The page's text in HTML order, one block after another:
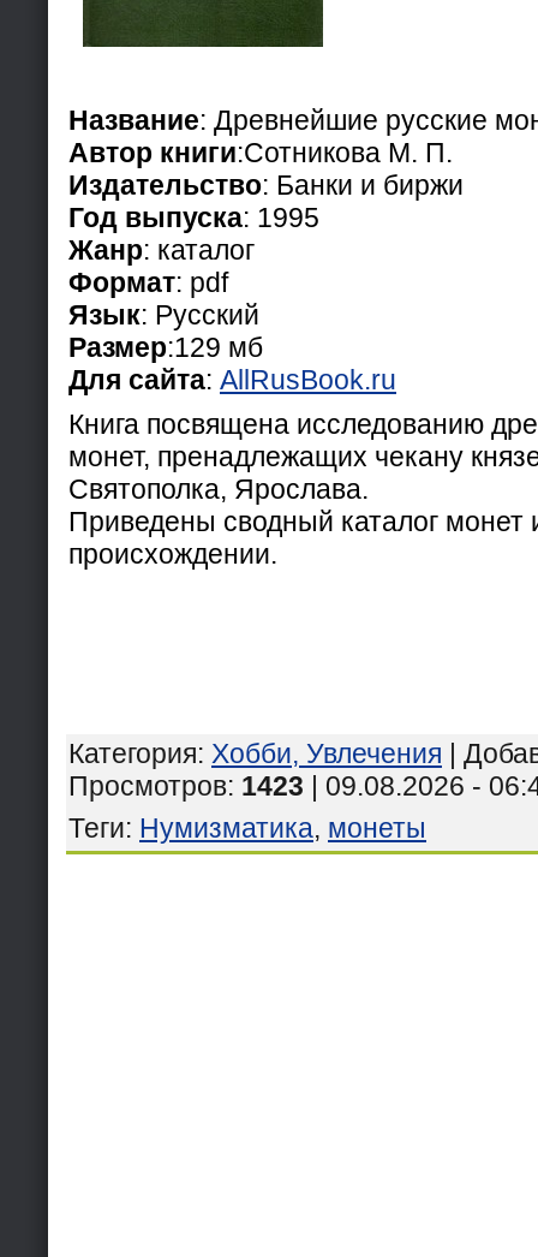
Название: Древнейшие русские
Автор книги:Сотникова М. П.
Издательство: Банки и биржи
Год выпуска: 1995
Жанр: каталог
Формат: pdf
Язык: Русский
Размер:129 мб
Для сайта: AllRusBook.ru
Книга посвящена исследованию
монет, пренадлежащих чекану
Святополка, Ярослава.
Приведены сводный каталог монет
происхождении.
Категория: Хобби, Увлечения |
Просмотров: 1423 | 09.08.2026 -
Теги: Нумизматика, монеты